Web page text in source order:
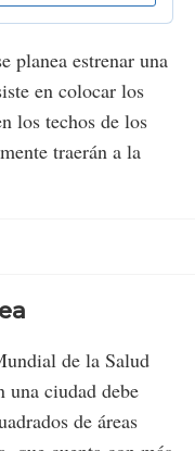
planea estrenar una
en colocar los
los techos de los
traerán a la
de la Salud
una ciudad debe
de áreas